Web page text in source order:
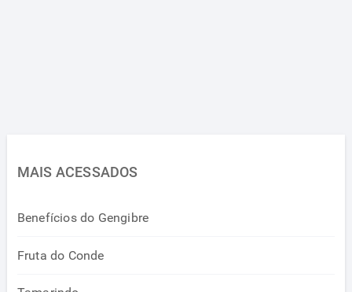
MAIS ACESSADOS
Benefícios do Gengibre
Fruta do Conde